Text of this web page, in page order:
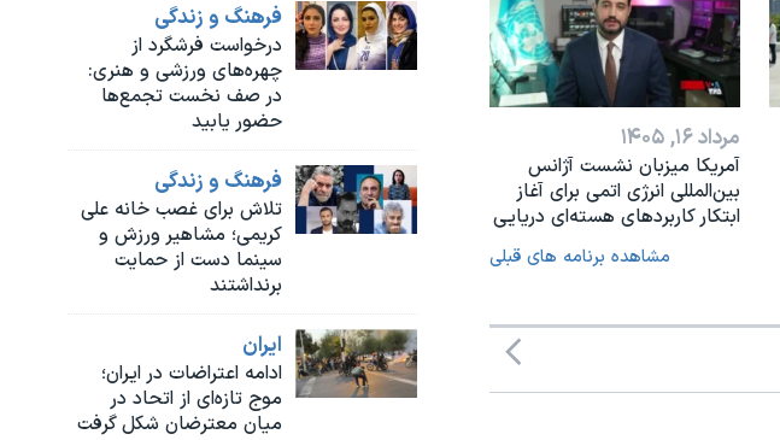
فرهنگ و زندگی
درخواست فرشگرد از
چهره‌های ورزشی و هنری:
در صف نخست تجمع‌ها
حضور یابید
فرهنگ و زندگی
تلاش برای غصب خانه علی
کریمی؛ مشاهیر ورزش و
سینما دست از حمایت
برنداشتند
ايران
ادامه اعتراضات در ایران؛
موج تازه‌ای از اتحاد در
میان معترضان شکل گرفت
مرداد ۱۶, ۱۴۰۵
آمریکا میزبان نشست آژانس
بین‌المللی انرژی اتمی برای آغاز
ابتکار کاربردهای هسته‌ای دریایی
مشاهده برنامه های قبلی